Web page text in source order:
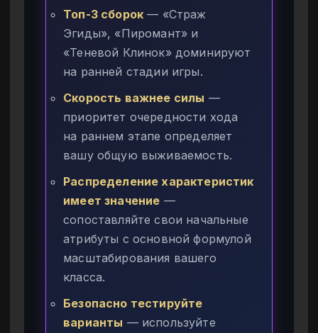
Топ-3 сборок — «Страж
Эгиды», «Пиромант» и
«Теневой Клинок» доминируют
на ранней стадии игры.
Скорость важнее силы —
приоритет очередности хода
на раннем этапе определяет
вашу общую выживаемость.
Распределение характеристик
имеет значение —
сопоставляйте свои начальные
атрибуты с основной формулой
масштабирования вашего
класса.
Безопасно тестируйте
варианты — используйте